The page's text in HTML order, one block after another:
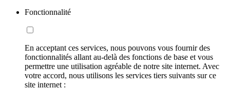
Fonctionnalité
En acceptant ces services, nous pouvons vous fournir des
fonctionnalités allant au-delà des fonctions de base et vous
permettre une utilisation agréable de notre site internet. Avec
votre accord, nous utilisons les services tiers suivants sur ce
site internet :